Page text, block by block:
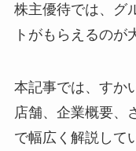
株主優待では、グ
トがもらえるのが
本記事では、すか
店舗、企業概要、
で幅広く解説して